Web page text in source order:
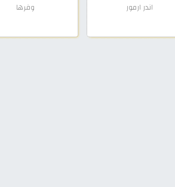
اندر ارمور وفرها